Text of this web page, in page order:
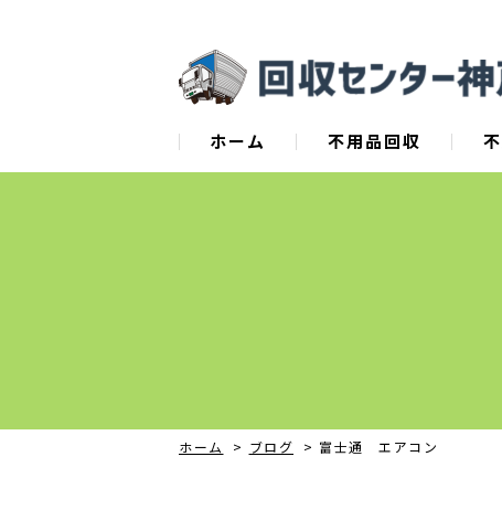
ホーム 不用品回収
ホーム > ブログ > 富士通 エアコン